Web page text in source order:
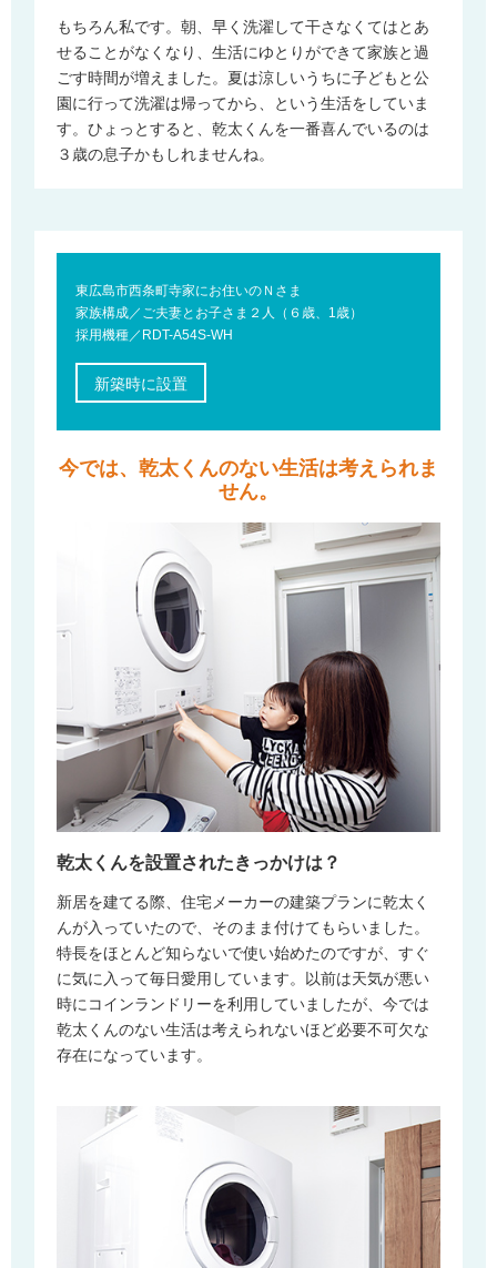
もちろん私です。朝、早く洗濯して干さなくてはとあ
せることがなくなり、生活にゆとりができて家族と過
ごす時間が増えました。夏は涼しいうちに子どもと公
園に行って洗濯は帰ってから、という生活をしていま
す。ひょっとすると、乾太くんを一番喜んでいるのは
３歳の息子かもしれませんね。
東広島市西条町寺家にお住いのＮさま
家族構成／ご夫妻とお子さま２人（６歳、1歳）
採用機種／RDT-A54S-WH
新築時に設置
今では、乾太くんのない生活は考えられま
せん。
乾太くんを設置されたきっかけは？
新居を建てる際、住宅メーカーの建築プランに乾太く
んが入っていたので、そのまま付けてもらいました。
特長をほとんど知らないで使い始めたのですが、すぐ
に気に入って毎日愛用しています。以前は天気が悪い
時にコインランドリーを利用していましたが、今では
乾太くんのない生活は考えられないほど必要不可欠な
存在になっています。